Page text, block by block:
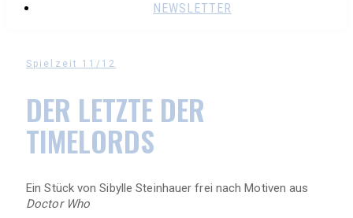
NEWSLETTER
Spielzeit 11/12
DER LETZTE DER
TIMELORDS
Ein Stück von Sibylle Steinhauer frei nach Motiven aus
Doctor Who